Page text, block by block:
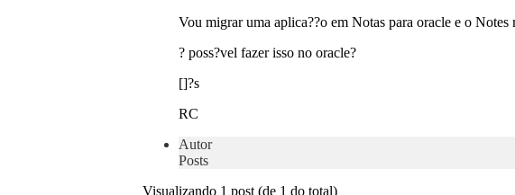
Vou migrar uma aplica??o em Notas para oracle e o
? poss?vel fazer isso no oracle?
[]?s
RC
Autor
Posts
Visualizando 1 post (de 1 do total)